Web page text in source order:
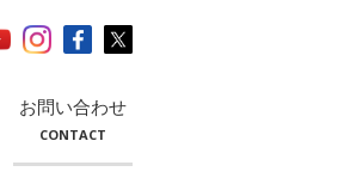
お問い合わせ
CONTACT